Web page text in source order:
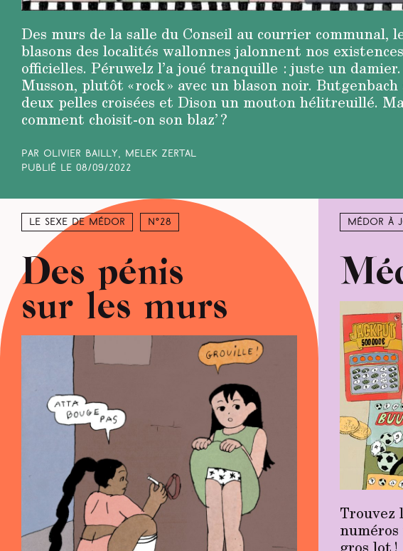
Des murs de la salle du Conseil au courrier communal,
blasons des localités wallonnes jalonnent nos existences
officielles. Péruwelz l’a joué tranquille : juste un
Musson, plutôt « rock » avec un blason noir. Butgenbach
deux pelles croisées et Dison un mouton hélitreuillé.
comment choisit-on son blaz’ ?
Par Olivier Bailly, Melek Zertal
Publié le 08/09/2022
Le sexe de Médor N°28
Des pénis
sur les murs
Médor à
Trouvez